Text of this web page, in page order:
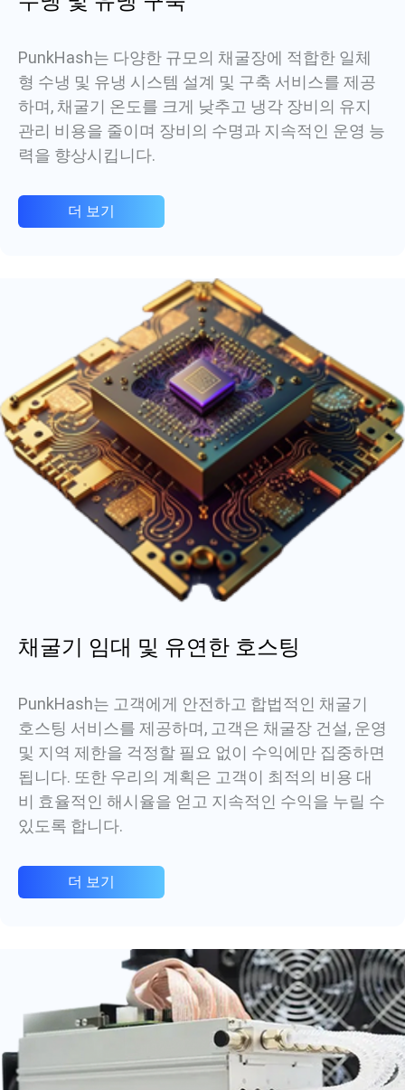
PunkHash는 다양한 규모의 채굴장에 적합한 일체
형 수냉 및 유냉 시스템 설계 및 구축 서비스를 제공
하며, 채굴기 온도를 크게 낮추고 냉각 장비의 유지
관리 비용을 줄이며 장비의 수명과 지속적인 운영 능
력을 향상시킵니다.
더 보기
채굴기 임대 및 유연한 호스팅
PunkHash는 고객에게 안전하고 합법적인 채굴기
호스팅 서비스를 제공하며, 고객은 채굴장 건설, 운영
및 지역 제한을 걱정할 필요 없이 수익에만 집중하면
됩니다. 또한 우리의 계획은 고객이 최적의 비용 대
비 효율적인 해시율을 얻고 지속적인 수익을 누릴 수
있도록 합니다.
더 보기